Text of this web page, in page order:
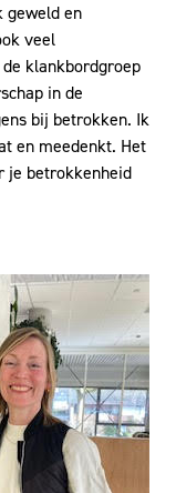
geweld en
veel
klankbordgroep
in de
bij betrokken. Ik
en meedenkt. Het
je betrokkenheid